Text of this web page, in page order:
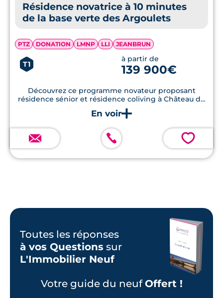
Résidence novatrice à 10 minutes
de la base verte des Argoulets
PTZ DONATION LMNP LLI JEANBRUN
T1
à partir de
139 900€
Découvrez ce programme novateur proposant
résidence sénior et résidence coliving à Château de
l’Hers, faisant la part belle aux prestations et aux
espaces extérieurs.
💗
Toutes les réponses
à vos Questions sur
L'Immobilier Neuf
Votre guide du neufOffert !